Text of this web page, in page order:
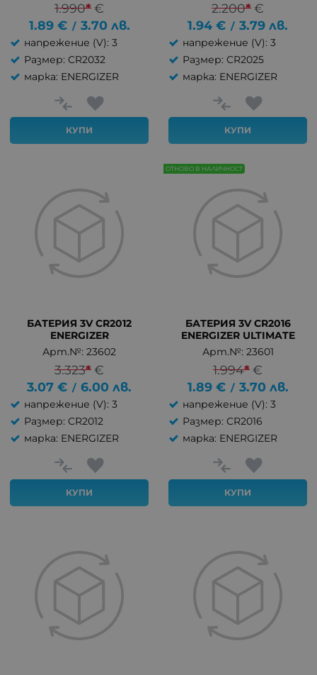
1.990*€
1.89 € / 3.70 лв.
напрежение (V): 3
Размер: CR2032
марка: ENERGIZER
КУПИ
2.200*€
1.94 € / 3.79 лв.
напрежение (V): 3
Размер: CR2025
марка: ENERGIZER
КУПИ
БАТЕРИЯ 3V CR2012
ENERGIZER
Арт.№: 23602
3.323*€
3.07 € / 6.00 лв.
напрежение (V): 3
Размер: CR2012
марка: ENERGIZER
КУПИ
БАТЕРИЯ 3V CR2016
ENERGIZER ULTIMATE
Арт.№: 23601
1.994*€
1.89 € / 3.70 лв.
напрежение (V): 3
Размер: CR2016
марка: ENERGIZER
КУПИ
ОТНОВО В НАЛИЧНОСТ